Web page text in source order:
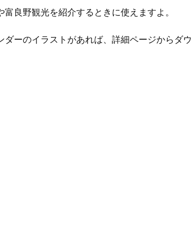
富良野観光を紹介するときに使えますよ。
ダーのイラストがあれば、詳細ページからダ